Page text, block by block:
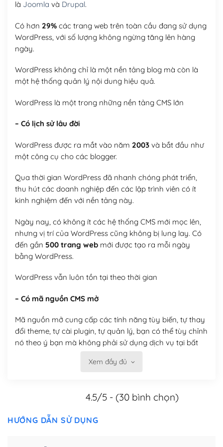
là Joomla và Drupal.
Có hơn 29%các trang web trên toàn cầu đang sử dụng
WordPress, với số lượng không ngừng tăng lên hàng
ngày.
WordPress không chỉ là một nền tảng blog mà còn là
một hệ thống quản lý nội dung hiệu quả.
WordPress là một trong những nền tảng CMS lớn
– Có lịch sử lâu đời
WordPress được ra mắt vào năm 2003và bắt đầu như
một công cụ cho các blogger.
Qua thời gian WordPress đã nhanh chóng phát triển,
thu hút các doanh nghiệp đến các lập trình viên có ít
kinh nghiệm đến với nền tảng này.
Ngày nay, có không ít các hệ thống CMS mới mọc lên,
nhưng vị trí của WordPress cũng không bị lung lay. Có
đến gần 500 trang webmới được tạo ra mỗi ngày
bằng WordPress.
WordPress vẫn luôn tồn tại theo thời gian
– Có mã nguồn CMS mở
Mã nguồn mở cung cấp các tính năng tùy biến, tự thay
đổi theme, tự cài plugin, tự quản lý, bạn có thể tùy chỉnh
nó theo ý bạn mà không phải sử dụng dịch vụ tại bất
Xem đầy đủ
4.5/5 - (30 bình chọn)
HƯỚNG DẪN SỬ DỤNG